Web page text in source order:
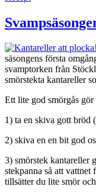
säsongens första
svamptorken från
smörstekta kantareller
Ett lite god smörgås gör
1) ta en skiva gott bröd
2) skiva en en bit god
3) smörstek kantareller
stekpanna så att
tillsätter du lite smör